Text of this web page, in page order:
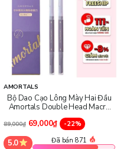
AMORTALS
Bộ Dao Cạo Lông Mày Hai Đầu
Amortals Double Head Macro
Eyebrow Razor
89,000₫ 69,000₫ -22%
5.0 Đã bán 871